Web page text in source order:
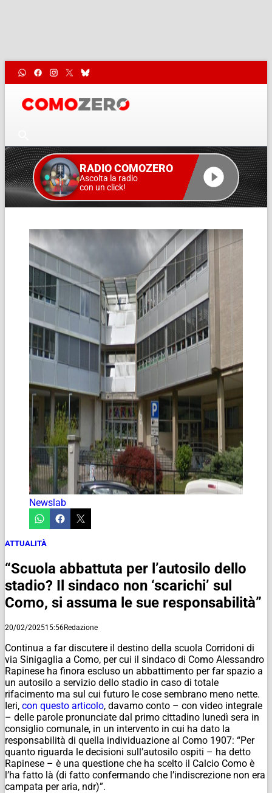
RADIO COMOZERO
Ascolta la radio
con un click!
Newslab
ATTUALITÀ
“Scuola abbattuta per l’autosilo dello
stadio? Il sindaco non ‘scarichi’ sul
Como, si assuma le sue responsabilità”
20/02/202515:56Redazione
Continua a far discutere il destino della scuola Corridoni di
via Sinigaglia a Como, per cui il sindaco di Como Alessandro
Rapinese ha finora escluso un abbattimento per far spazio a
un autosilo a servizio dello stadio in caso di totale
rifacimento ma sul cui futuro le cose sembrano meno nette.
Ieri, con questo articolo, davamo conto – con video integrale
– delle parole pronunciate dal primo cittadino lunedì sera in
consiglio comunale, in un intervento in cui ha dato la
responsabilità di quella individuazione al Como 1907: “Per
quanto riguarda le decisioni sull’autosilo ospiti – ha detto
Rapinese – è una questione che ha scelto il Calcio Como è
l’ha fatto là (di fatto confermando che l’indiscrezione non era
campata per aria, ndr)”.